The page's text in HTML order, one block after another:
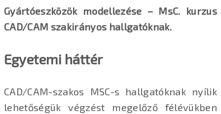
Gyártóeszközök modellezése – MsC. kurzus
CAD/CAM szakirányos hallgatóknak.
Egyetemi háttér
CAD/CAM-szakos MSC-s hallgatóknak nyílik
lehetőségük végzést megelőző félévükben